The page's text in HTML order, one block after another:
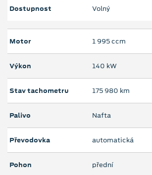
Dostupnost Volný
Motor 1 995 ccm
Výkon 140 kW
Stav tachometru 175 980 km
Palivo Nafta
Převodovka automatická
Pohon přední